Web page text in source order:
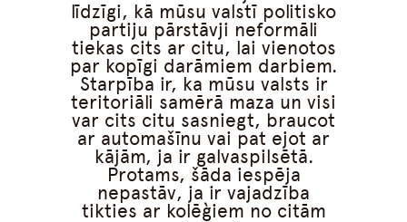
līdzīgi, kā mūsu valstī politisko
partiju pārstāvji neformāli
tiekas cits ar citu, lai vienotos
par kopīgi darāmiem darbiem.
Starpība ir, ka mūsu valsts ir
teritoriāli samērā maza un visi
var cits citu sasniegt, braucot
ar automašīnu vai pat ejot ar
kājām, ja ir galvaspilsētā.
Protams, šāda iespēja
nepastāv, ja ir vajadzība
tikties ar kolēģiem no citām